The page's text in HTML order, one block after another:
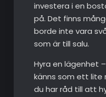
investera i en
på. Det finns
borde inte vara
som är till salu.
Hyra en lägenhet
känns som ett lite
du har råd till att